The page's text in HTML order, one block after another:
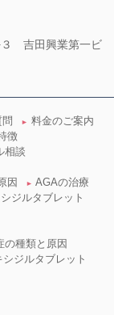
吉田興業第一ビ
► 料金のご案内
徴
相談
因 ► AGAの治療
ジルタブレット
の種類と原因
シジルタブレット